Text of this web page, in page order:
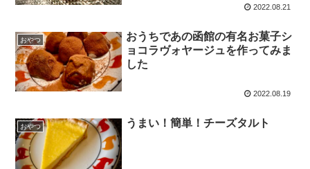
2022.08.21
おやつ
おうちであの函館の有名お菓子シ
ョコラヴォヤージュを作ってみま
した
2022.08.19
おやつ うまい！簡単！チーズタルト